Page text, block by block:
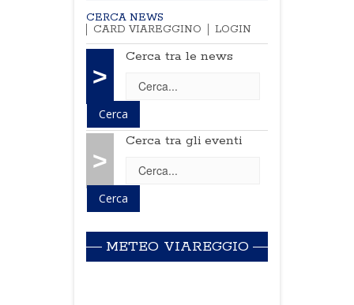
CERCA NEWS
CARD VIAREGGINO
LOGIN
>
Cerca tra le news
>
Cerca tra gli eventi
METEO VIAREGGIO